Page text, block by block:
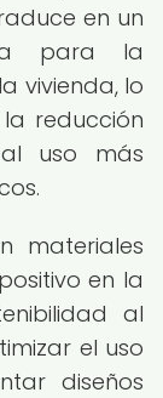
en un
para la
vivienda, lo
reducción
uso más
materiales
en la
al
el uso
diseños